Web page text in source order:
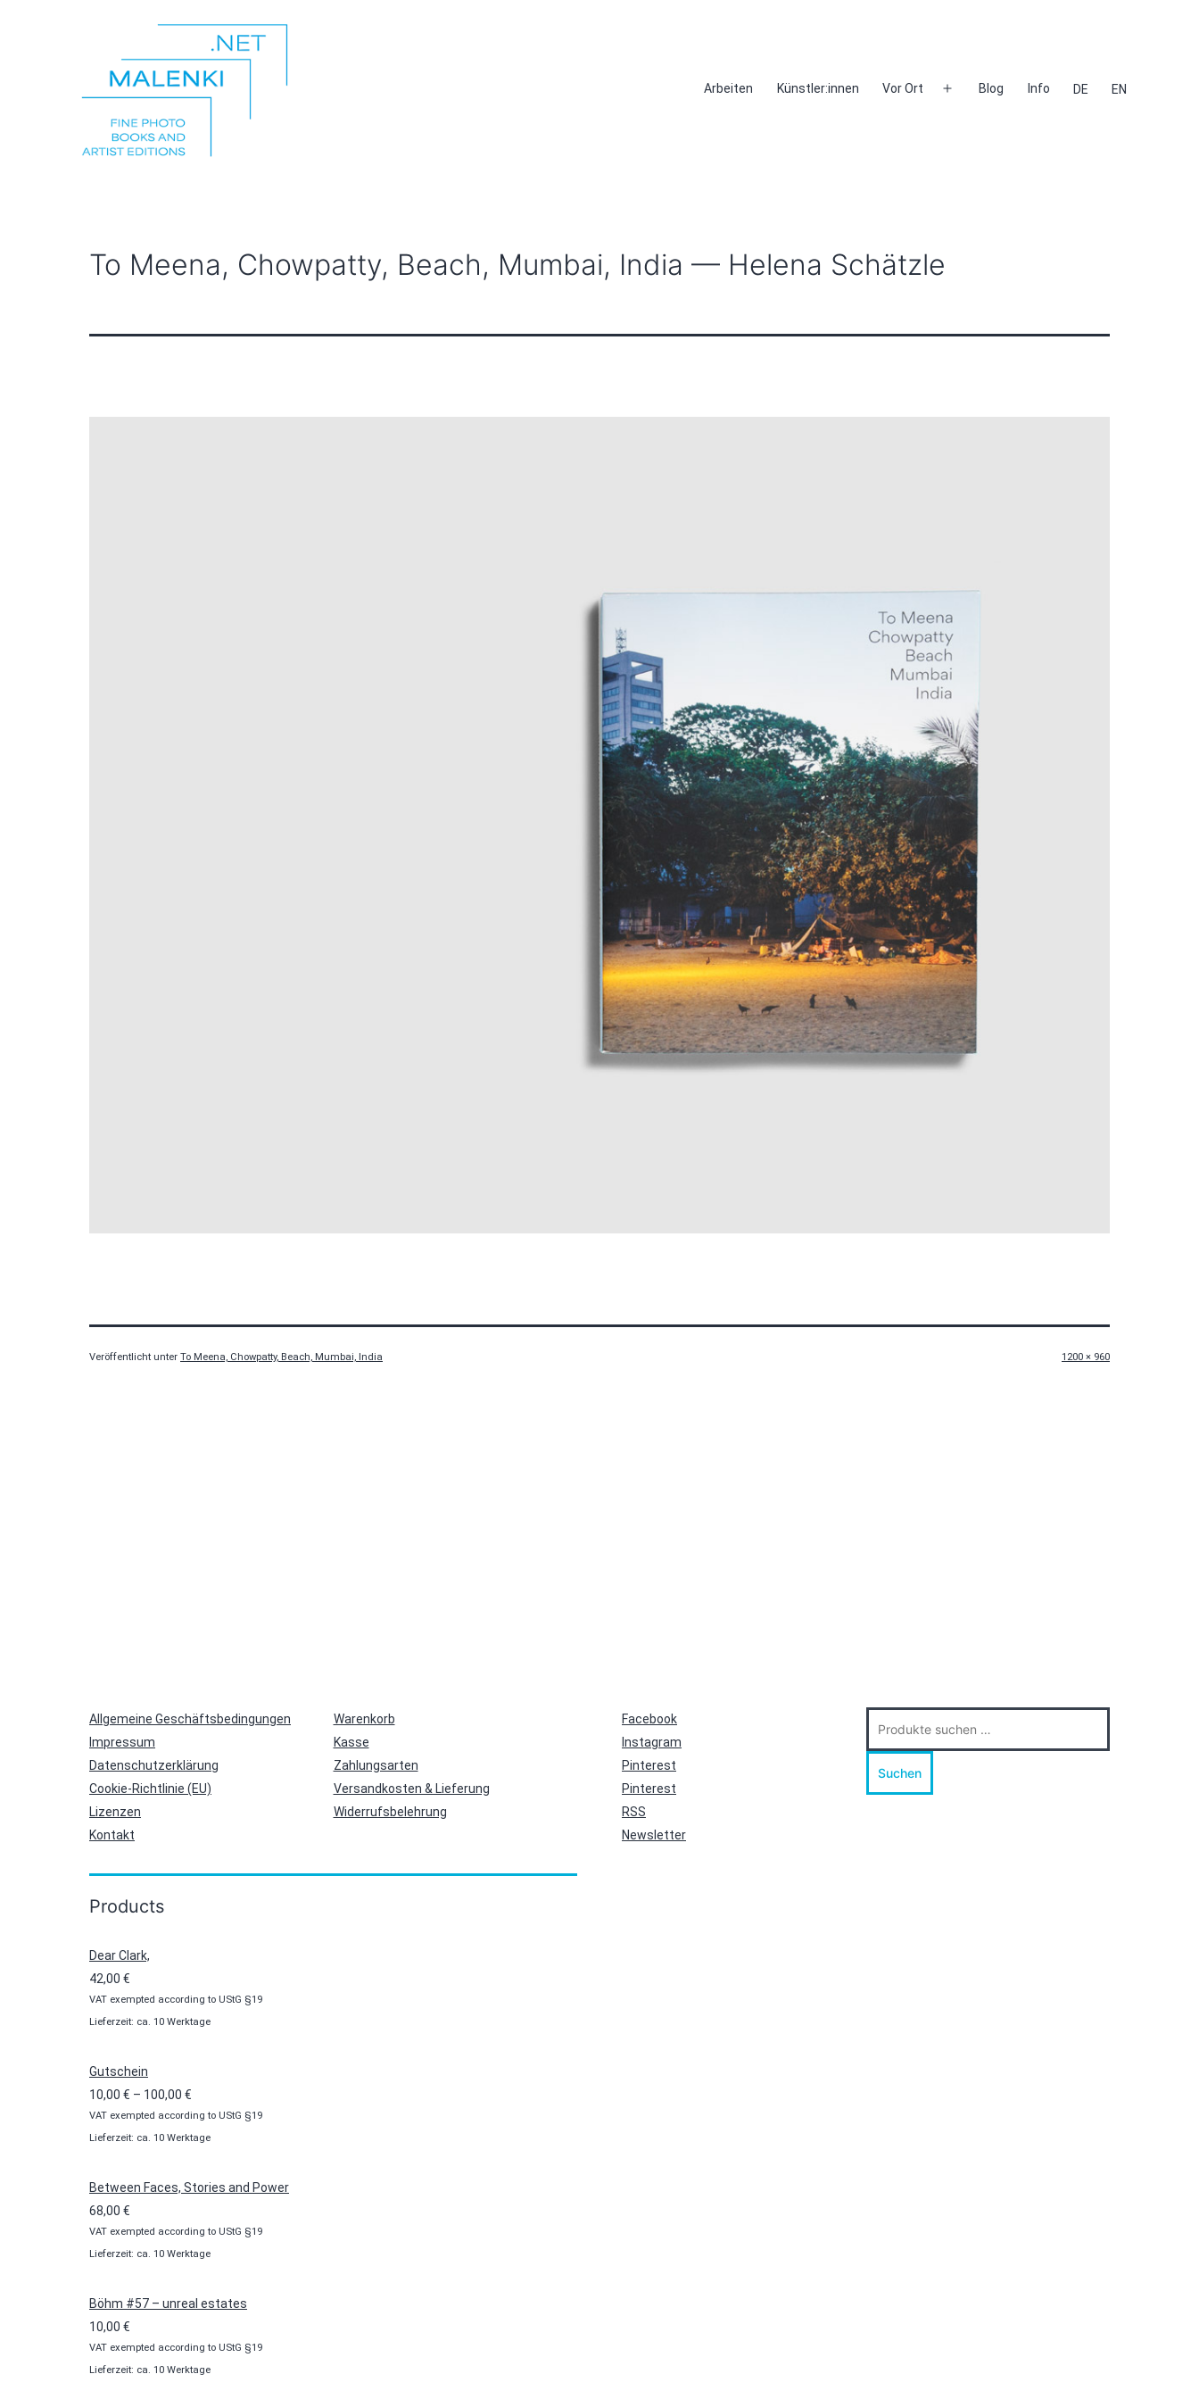
Arbeiten Künstler:innen Vor Ort
Menü
Blog Info DE EN
To Meena, Chowpatty, Beach, Mumbai, India — Helena Schätzle
Veröffentlicht unter To Meena, Chowpatty, Beach, Mumbai, India Originalgröße
1200 × 960
Allgemeine Geschäftsbedingungen
Impressum
Datenschutzerklärung
Cookie-Richtlinie (EU)
Lizenzen
Kontakt
Warenkorb
Kasse
Zahlungsarten
Versandkosten & Lieferung
Widerrufsbelehrung
Facebook
Instagram
Pinterest
Pinterest
RSS
Newsletter
nach:
Suchen
Products
Dear Clark,
42,00 €
VAT exempted according to UStG §19
Lieferzeit: ca. 10 Werktage
Gutschein
10,00 € – 100,00 €
10,00 €
bis
VAT exempted according to UStG §19
Lieferzeit: ca. 10 Werktage
Between Faces, Stories and Power
68,00 €
VAT exempted according to UStG §19
Lieferzeit: ca. 10 Werktage
Böhm #57 – unreal estates
10,00 €
VAT exempted according to UStG §19
Lieferzeit: ca. 10 Werktage